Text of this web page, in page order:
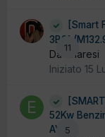
11
[Smart
3B21
Da enaresi
Iniziato 15
5
52Kw
AVVIA